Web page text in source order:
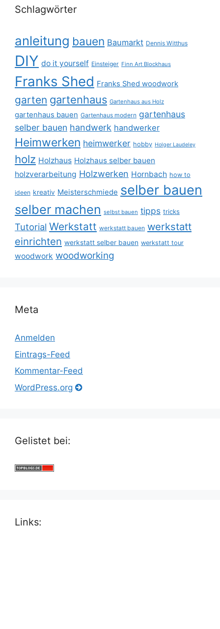
Schlagwörter
anleitung bauen Baumarkt Dennis Witthus
DIY do it yourself Einsteiger Finn Art Blockhaus
Franks Shed Franks Shed woodwork
garten gartenhaus Gartenhaus aus Holz
gartenhaus bauen Gartenhaus modern gartenhaus
selber bauen handwerk handwerker
Heimwerken heimwerker hobby Holger Laudeley
holz Holzhaus Holzhaus selber bauen
holzverarbeitung Holzwerken Hornbach how to
ideen kreativ Meisterschmiede selber bauen
selber machen selbst bauen tipps tricks
Tutorial Werkstatt werkstatt bauen werkstatt
einrichten werkstatt selber bauen werkstatt tour
woodwork woodworking
Meta
Anmelden
Eintrags-Feed
Kommentar-Feed
WordPress.org
Gelistet bei:
Links: